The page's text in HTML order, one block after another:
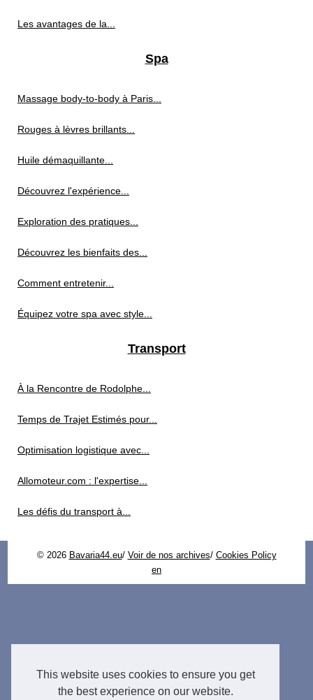
This website uses cookies to ensure you get
the best experience on our website.
Les avantages de la...
Spa
Massage body-to-body à Paris...
Rouges à lèvres brillants...
Huile démaquillante...
Découvrez l'expérience...
Exploration des pratiques...
Découvrez les bienfaits des...
Comment entretenir...
Équipez votre spa avec style...
Transport
À la Rencontre de Rodolphe...
Temps de Trajet Estimés pour...
Optimisation logistique avec...
Allomoteur.com : l'expertise...
Les défis du transport à...
© 2026 Bavaria44.eu/ Voir de nos archives/ Cookies Policy
en